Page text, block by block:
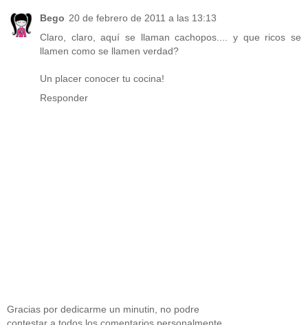
Bego 20 de febrero de 2011 a las 13:13
Claro, claro, aquí se llaman cachopos.... y que ricos se
llamen como se llamen verdad?
Un placer conocer tu cocina!
Responder
Gracias por dedicarme un minutin, no podre